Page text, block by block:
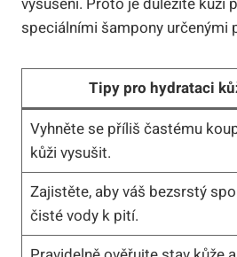
speciálními šampony určenými
Tipy pro hydrataci
Vyhněte se příliš častému
kůži vysušit.
Zajistěte, aby váš bezsrstý
čisté vody k pití.